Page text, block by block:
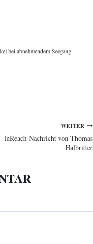
bei abnehmendem Seegang
WEITER
inReach-Nachricht von Thomas
Halbritter